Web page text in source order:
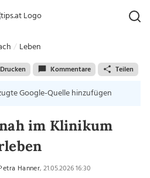
Leben
Drucken Kommentare Teilen
Google-Quelle hinzufügen
im Klinikum
Hanner, 21.05.2026 16:30